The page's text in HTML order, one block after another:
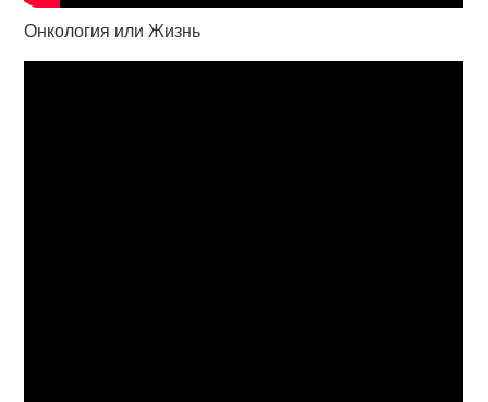
Онкология или Жизнь